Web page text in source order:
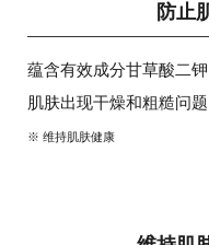
防止
蕴含有效成分甘草酸二
肌肤出现干燥和粗糙问
※ 维持肌肤健康